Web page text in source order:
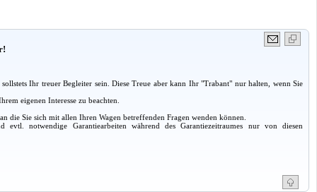
Ihr treuer Begleiter sein. Diese Treue aber kann Ihr "Trabant" nur halten, wenn Sie
eigenen Interesse zu beachten.
die Sie sich mit allen Ihren Wagen betreffenden Fragen wenden können.
notwendige Garantiearbeiten während des Garantiezeitraumes nur von diesen